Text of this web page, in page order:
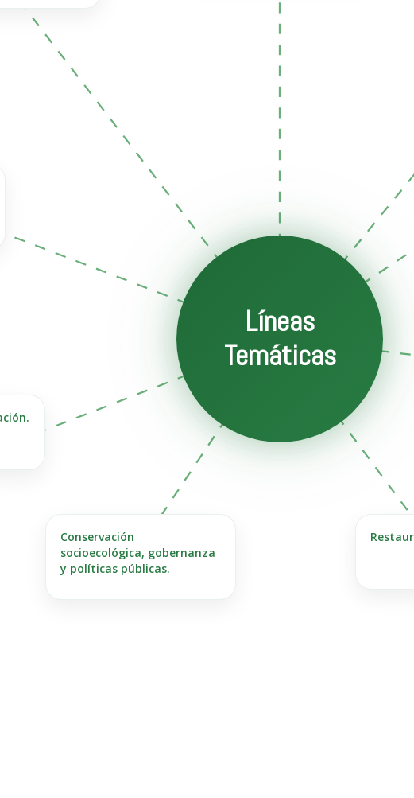
Líneas
Temáticas
Conservación
socioecológica, gobernanza
y políticas públicas.